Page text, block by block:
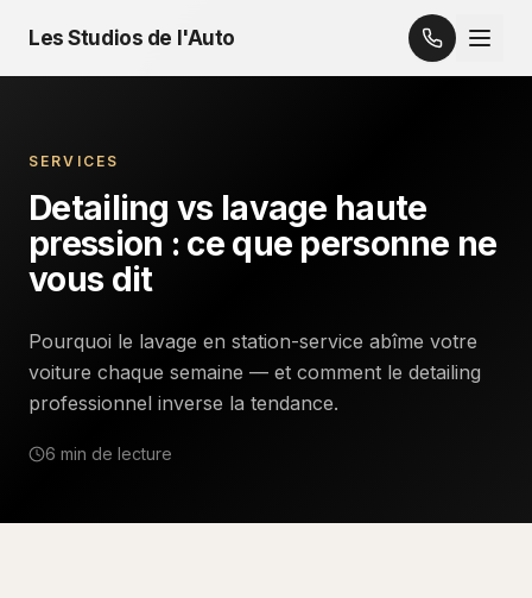
Les Studios de l'Auto
SERVICES
Detailing vs lavage haute
pression : ce que personne ne
vous dit
Pourquoi le lavage en station-service abîme votre
voiture chaque semaine — et comment le detailing
professionnel inverse la tendance.
6 min de lecture